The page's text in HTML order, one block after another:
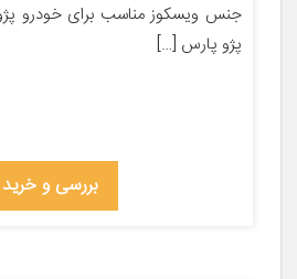
پژو پارس […]
بررسی و خرید